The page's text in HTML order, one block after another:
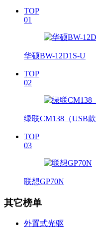
TOP
01
华硕BW-12D1S-U
TOP
02
绿联CM138（USB款
TOP
03
联想GP70N
其它榜单
外置式光驱